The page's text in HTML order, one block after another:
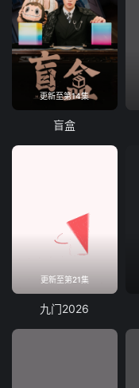
更新至第14集
盲盒
更新至第21集
九门2026